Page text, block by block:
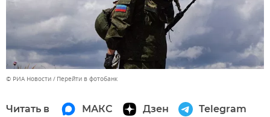
© РИА Новости Перейти в фотобанк
Читать в МАКС Дзен Telegram